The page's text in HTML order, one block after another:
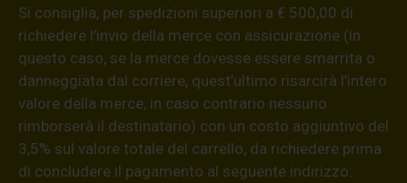
Si consiglia, per spedizioni superiori a € 500,00 di
richiedere l’invio della merce con assicurazione (in
questo caso, se la merce dovesse essere smarrita o
danneggiata dal corriere, quest’ultimo risarcirà l’intero
valore della merce, in caso contrario nessuno
rimborserà il destinatario) con un costo aggiuntivo del
3,5% sul valore totale del carrello, da richiedere prima
di concludere il pagamento al seguente indirizzo: